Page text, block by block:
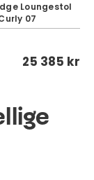
Loungestol
07
25 385 kr